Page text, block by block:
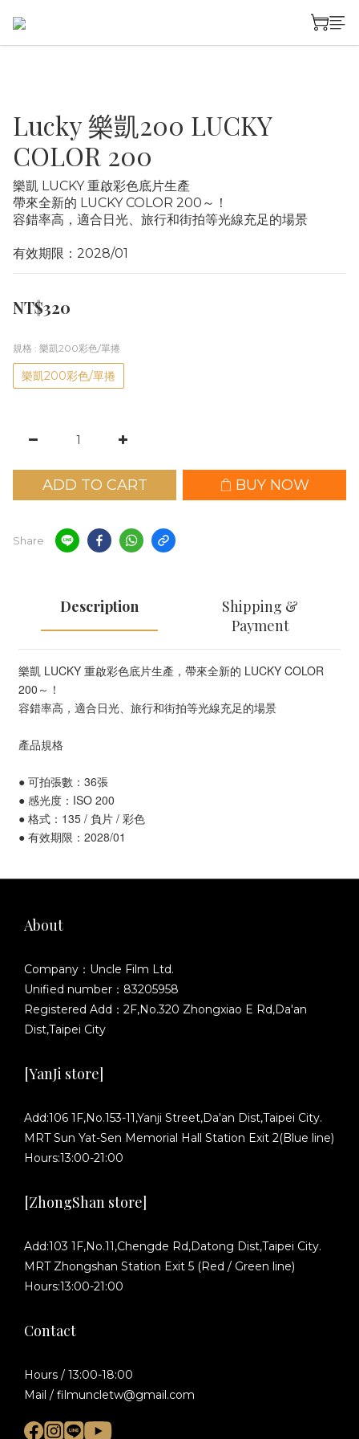
Lucky 樂凱200 LUCKY
COLOR 200
樂凱 LUCKY 重啟彩色底片生產
帶來全新的 LUCKY COLOR 200～！
容錯率高，適合日光、旅行和街拍等光線充足的場景
有效期限：2028/01
NT$320
規格 : 樂凱200彩色/單捲
樂凱200彩色/單捲
ADD TO CART BUY NOW
Share
Description
Shipping &
Payment
樂凱 LUCKY 重啟彩色底片生產，帶來全新的 LUCKY COLOR
200～！
容錯率高，適合日光、旅行和街拍等光線充足的場景
產品規格
● 可拍張數：36張
● 感光度：ISO 200
● 格式：135 / 負片 / 彩色
● 有效期限：2028/01
About
Company：Uncle Film Ltd.
Unified number：83205958
Registered Add：2F,No.320 Zhongxiao E Rd,Da'an
Dist,Taipei City
[YanJi store]
Add:106 1F,No.153-11,Yanji Street,Da'an Dist,Taipei City.
MRT Sun Yat-Sen Memorial Hall Station Exit 2(Blue line)
Hours:13:00-21:00
[ZhongShan store]
Add:103 1F,No.11,Chengde Rd,Datong Dist,Taipei City.
MRT Zhongshan Station Exit 5 (Red / Green line)
Hours:13:00-21:00
Contact
Hours / 13:00-18:00
Mail / filmuncletw@gmail.com